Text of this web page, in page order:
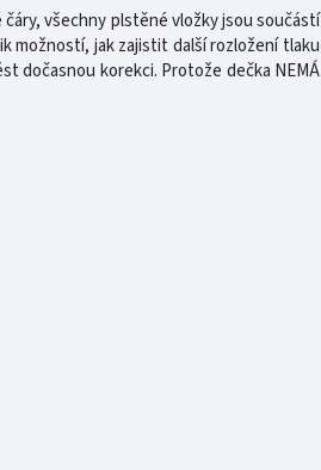
všechny plstěné vložky jsou součástí
možností, jak zajistit další rozložení tlaku
dočasnou korekci. Protože dečka NEMÁ